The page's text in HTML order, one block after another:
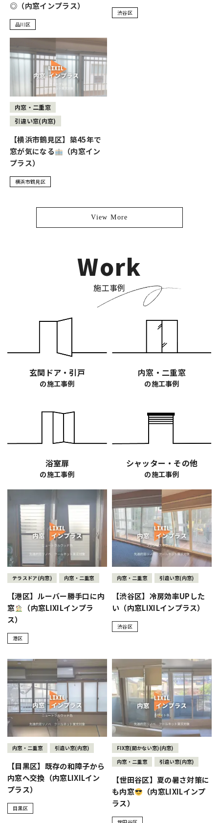
◎（内窓インプラス）
品川区
渋谷区
内窓・二重窓
引違い窓(内窓)
【横浜市鶴見区】築45年で
窓が気になる
（内窓イン
プラス）
横浜市鶴見区
View More
Work
施工事例
玄関ドア・引戸
の施工事例
内窓・二重窓
の施工事例
浴室扉
の施工事例
シャッター・その他
の施工事例
テラスドア(内窓) 内窓・二重窓
【港区】ルーバー勝手口に内
窓
（内窓LIXILインプラ
ス）
港区
内窓・二重窓 引違い窓(内窓)
【渋谷区】冷房効率UPした
い（内窓LIXILインプラス）
渋谷区
内窓・二重窓 引違い窓(内窓)
【目黒区】既存の和障子から
内窓へ交換（内窓LIXILイン
プラス）
目黒区
FIX窓(開かない窓)(内窓)
内窓・二重窓
引違い窓(内窓)
【世田谷区】夏の暑さ対策に
も内窓
（内窓LIXILインプ
ラス）